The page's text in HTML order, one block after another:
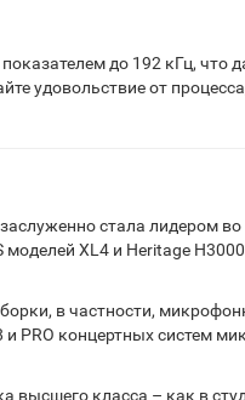
до 192 кГц, что
удовольствие от
стала лидером
XL4 и Heritage
в частности,
PRO концертных систем
высшего класса – как в